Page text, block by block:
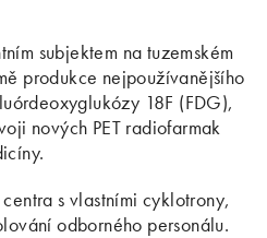
subjektem na tuzemském
produkce nejpoužívanějšího
18F (FDG),
nových PET radiofarmak
s vlastními cyklotrony,
odborného personálu.